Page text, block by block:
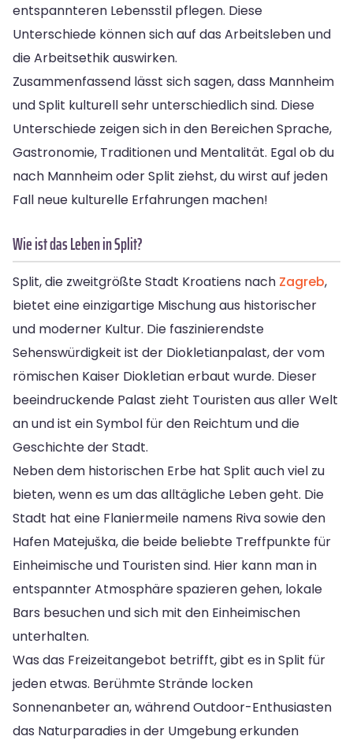
entspannteren Lebensstil pflegen. Diese
Unterschiede können sich auf das Arbeitsleben und
die Arbeitsethik auswirken.
Zusammenfassend lässt sich sagen, dass Mannheim
und Split kulturell sehr unterschiedlich sind. Diese
Unterschiede zeigen sich in den Bereichen Sprache,
Gastronomie, Traditionen und Mentalität. Egal ob du
nach Mannheim oder Split ziehst, du wirst auf jeden
Fall neue kulturelle Erfahrungen machen!
Wie ist das Leben in Split?
Split, die zweitgrößte Stadt Kroatiens nach Zagreb,
bietet eine einzigartige Mischung aus historischer
und moderner Kultur. Die faszinierendste
Sehenswürdigkeit ist der Diokletianpalast, der vom
römischen Kaiser Diokletian erbaut wurde. Dieser
beeindruckende Palast zieht Touristen aus aller Welt
an und ist ein Symbol für den Reichtum und die
Geschichte der Stadt.
Neben dem historischen Erbe hat Split auch viel zu
bieten, wenn es um das alltägliche Leben geht. Die
Stadt hat eine Flaniermeile namens Riva sowie den
Hafen Matejuška, die beide beliebte Treffpunkte für
Einheimische und Touristen sind. Hier kann man in
entspannter Atmosphäre spazieren gehen, lokale
Bars besuchen und sich mit den Einheimischen
unterhalten.
Was das Freizeitangebot betrifft, gibt es in Split für
jeden etwas. Berühmte Strände locken
Sonnenanbeter an, während Outdoor-Enthusiasten
das Naturparadies in der Umgebung erkunden